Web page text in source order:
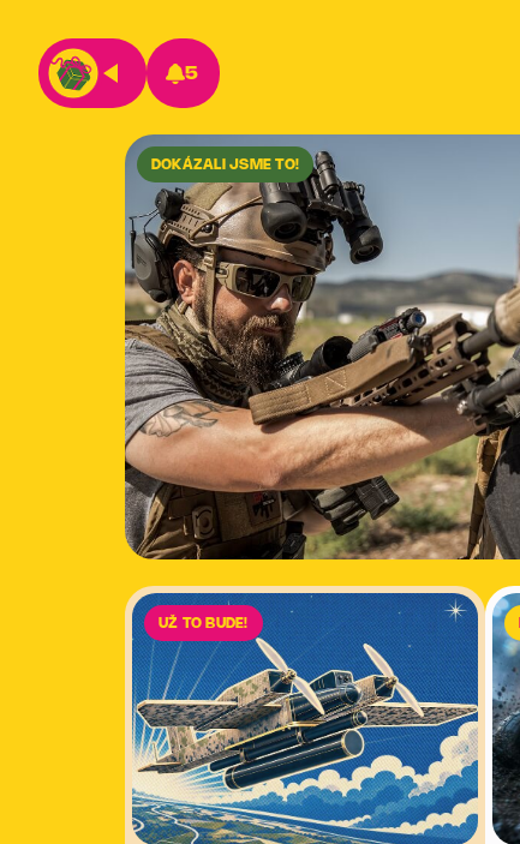
5
DOKÁZALI JSME TO!
UŽ TO BUDE!